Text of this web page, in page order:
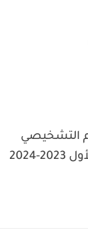
التشخيصي
2024